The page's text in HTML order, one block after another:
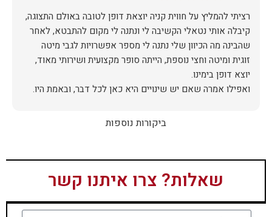
רציתי להמליץ על חווית קניה יוצאת דופן לטובה באולם התצוגה,
קיבלה אותי נטאלי הקשיבה לי ונתנה לי מקום להתבטא, לאחר
שהבינה מה הכיוון שלי נתנה לי מספר אפשרויות לגבי מיטה
זוגית ומיטה וחצי נוספת, הייתה סופר מקצועית ושירותי מאוד,
ביקורות נוספות
שאלות? צרו איתנו קשר